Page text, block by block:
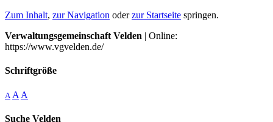
Zum Inhalt, zur Navigation oderzur Startseite springen.
Verwaltungsgemeinschaft Velden | Online:
https://www.vgvelden.de/
Schriftgröße
A A A
Suche Velden